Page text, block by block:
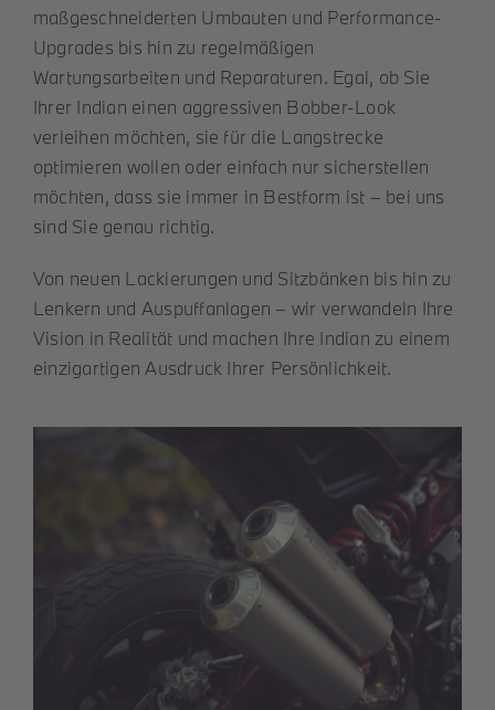
maßgeschneiderten Umbauten und Performance-
Upgrades bis hin zu regelmäßigen
Wartungsarbeiten und Reparaturen. Egal, ob Sie
Ihrer Indian einen aggressiven Bobber-Look
verleihen möchten, sie für die Langstrecke
optimieren wollen oder einfach nur sicherstellen
möchten, dass sie immer in Bestform ist – bei uns
sind Sie genau richtig.
Von neuen Lackierungen und Sitzbänken bis hin zu
Lenkern und Auspuffanlagen – wir verwandeln Ihre
Vision in Realität und machen Ihre Indian zu einem
einzigartigen Ausdruck Ihrer Persönlichkeit.